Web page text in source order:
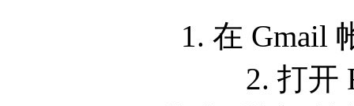
1. 在 Gmail
2. 打开